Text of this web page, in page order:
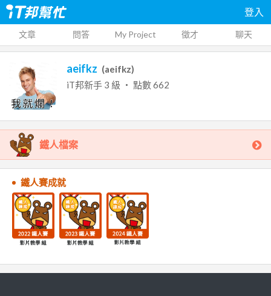
登入
文章 問答 My Project 徵才 聊天
aeifkz (aeifkz)
iT邦新手 3 級 ‧ 點數662
鐵人檔案
鐵人賽成就